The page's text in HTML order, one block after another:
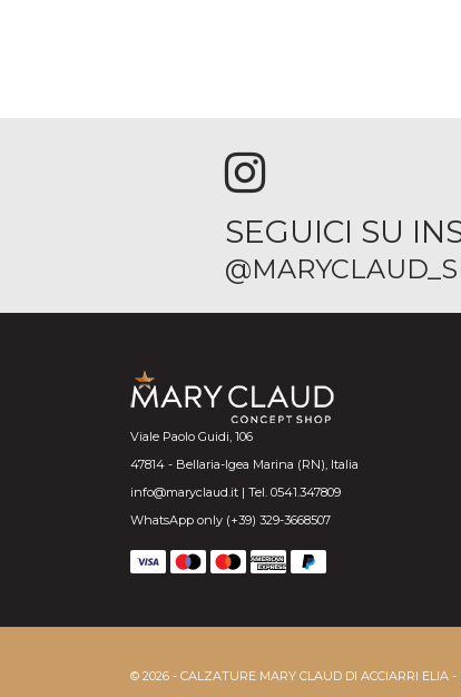
SEGUICI SU
Viale Paolo Guidi, 106
47814 - Bellaria-Igea Marina (RN), Italia
info@maryclaud.it | Tel. 0541.347809
WhatsApp only (+39) 329-3668507
© 2026 - CALZATURE MARY CLAUD DI ACCIARRI ELIA -